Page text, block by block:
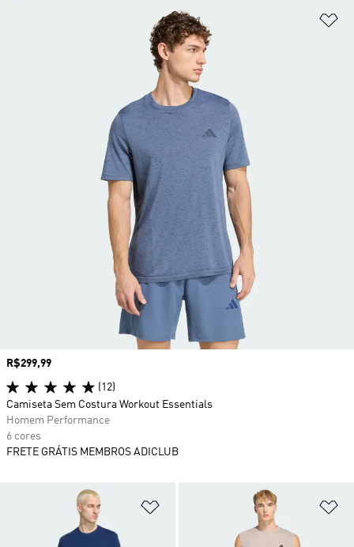
Adicionar à Lista de Desejos
Preço
R$299,99
(12)
Camiseta Sem Costura Workout Essentials
Homem Performance
6 cores
FRETE GRÁTIS MEMBROS ADICLUB